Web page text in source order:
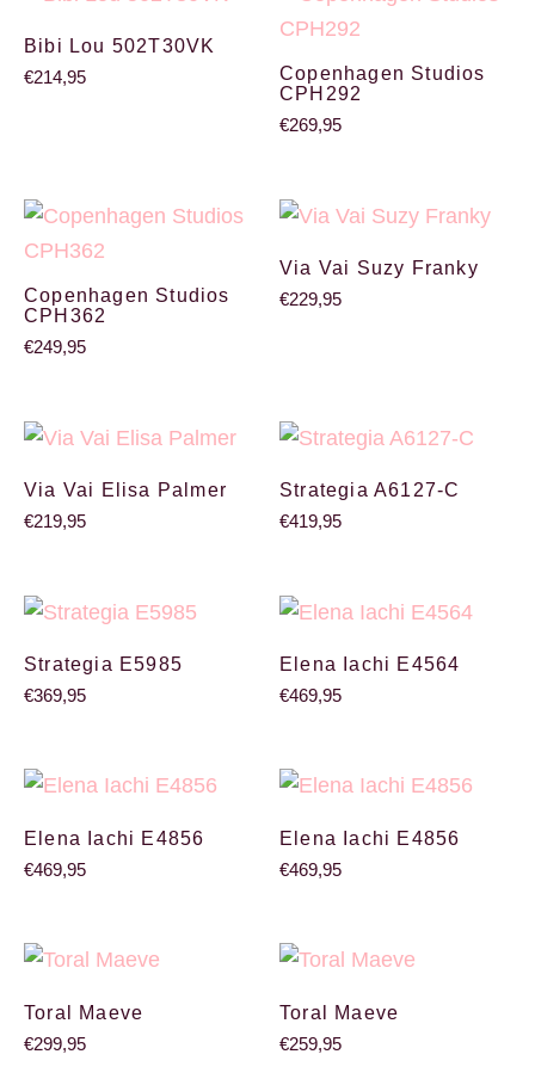
Bibi Lou 502T30VK
€214,95
Copenhagen Studios
CPH292
€269,95
Copenhagen Studios
CPH362
€249,95
Via Vai Suzy Franky
€229,95
Via Vai Elisa Palmer
€219,95
Strategia A6127-C
€419,95
Strategia E5985
€369,95
Elena Iachi E4564
€469,95
Elena Iachi E4856
€469,95
Elena Iachi E4856
€469,95
Toral Maeve
€299,95
Toral Maeve
€259,95